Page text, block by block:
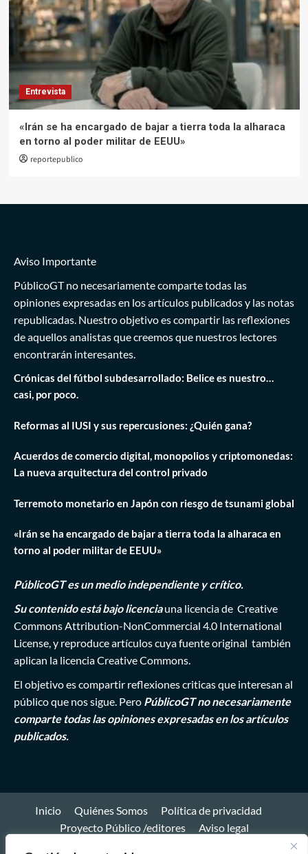
Entrevista
«Irán se ha encargado de bajar a tierra toda la alharaca
en torno al poder militar de EEUU»
reportepublico
Aviso Importante
PúblicoGT no necesariamente comparte todas las
opiniones expresadas en los artículos publicados y las notas
republicadas. Nuestro objetivo es compartir las reflexiones
de aquellos analistas que creemos que nuestros lectores
encontrarán interesantes.
Crónicas del fútbol subdesarrollado: Belice es nuestro…
casi, por poco.
Reformas al IUSI y sus repercusiones: ¿Quién gana?
Acuerdos de comercio digital, monopolios y criptomonedas:
La nueva arquitectura del control privado
Terremoto monetario en Japón con riesgo de tsunami global
«Irán se ha encargado de bajar a tierra toda la alharaca en
torno al poder militar de EEUU»
PúblicoGT es un medio independiente y crítico.
Su contenido está bajo licenciauna licencia de Creative
Commons Attribution-NonCommercial 4.0 International
License, y reproduce artículos cuya fuente original también
aplican la licencia Creative Commons.
El objetivo es compartir reflexiones criticas que interesan al
público que nos sigue. Pero PúblicoGT no necesariamente
comparte todas las opiniones expresadas en los artículos
publicados.
Inicio Quiénes Somos
Política de privacidad
Proyecto Público /editores
Aviso legal